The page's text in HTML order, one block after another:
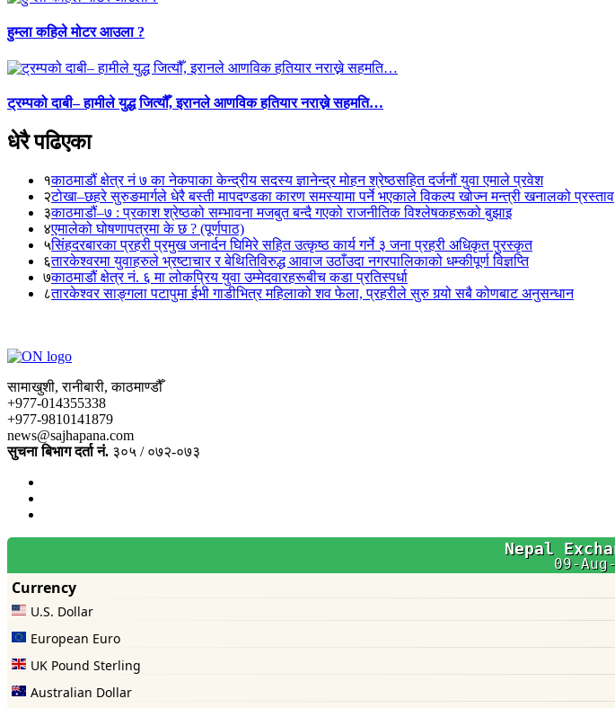
हुम्ला कहिले मोटर आउला ?
ट्रम्पको दाबी– हामीले युद्ध जित्यौँ, इरानले आणविक हतियार नराख्ने सहमति…
धेरै पढिएका
१काठमाडौं क्षेत्र नं ७ का नेकपाका केन्द्रीय सदस्य ज्ञानेन्द्र मोहन श्रेष्ठसहित दर्जनौं युवा एमाले प्रवेश
२टोखा–छहरे सुरुङमार्गले धेरै बस्ती मापदण्डका कारण समस्यामा पर्ने भएकाले विकल्प खोज्न मन्त्री खनालको प्रस्ताव
३काठमाडौं–७ : प्रकाश श्रेष्ठको सम्भावना मजबुत बन्दै गएको राजनीतिक विश्लेषकहरूको बुझाइ
४एमालेको घोषणापत्रमा के छ ? (पूर्णपाठ)
५सिंहदरबारका प्रहरी प्रमुख जनार्दन घिमिरे सहित उत्कृष्ठ कार्य गर्ने ३ जना प्रहरी अधिकृत पुरस्कृत
६तारकेश्वरमा युवाहरुले भ्रष्टाचार र बेथितिविरुद्ध आवाज उठाँउदा नगरपालिकाको धम्कीपूर्ण विज्ञप्ति
७काठमाडौं क्षेत्र नं. ६ मा लोकप्रिय युवा उम्मेदवारहरूबीच कडा प्रतिस्पर्धा
८तारकेश्वर साङ्गला पटापुमा ईभी गाडीभित्र महिलाको शव फेला, प्रहरीले सुरु गर्‍यो सबै कोणबाट अनुसन्धान
सामाखुशी, रानीबारी, काठमाण्डौँ
+977-014355338
+977-9810141879
news@sajhapana.com
सुचना बिभाग दर्ता नं. ३०५ / ०७२-०७३